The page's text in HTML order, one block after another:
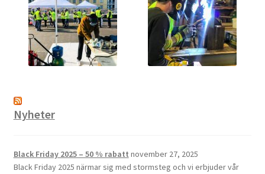
Nyheter
Black Friday 2025 – 50 % rabatt november 27, 2025
Black Friday 2025 närmar sig med stormsteg och vi erbjuder vår